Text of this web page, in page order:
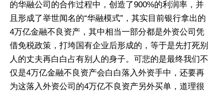
的华融公司的合作过程中，创造了900%的利润率，并
且形成了举世闻名的“华融模式”，其实目前银行拿出的
4万亿金融不良资产，其中相当一部分都是外资公司凭
借免税政策，打垮国有企业后形成的，等于是先打死别
人的丈夫再白白占有别人的身子。可悲的是最终我们不
仅是4万亿金融不良资产会白白落入外资手中，还要再
为这落入外资公司的4万亿不良资产另外买单，道理很